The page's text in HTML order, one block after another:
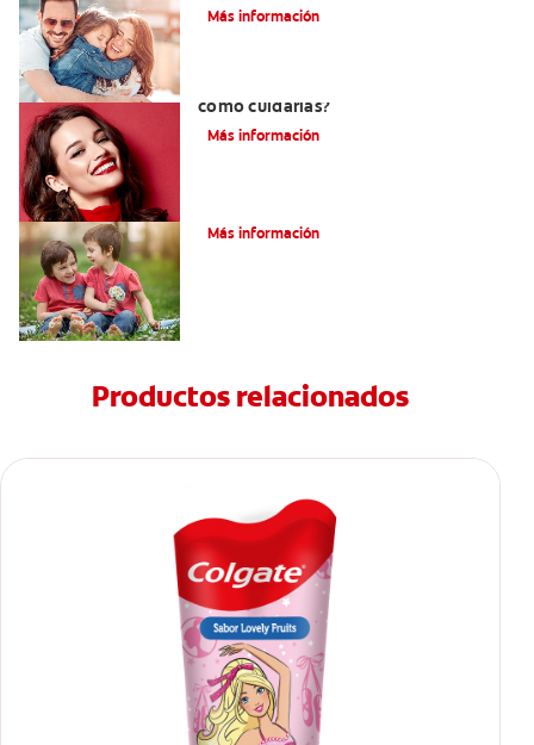
Más información
cómo cuidarlas?
Más información
Más información
Productos relacionados